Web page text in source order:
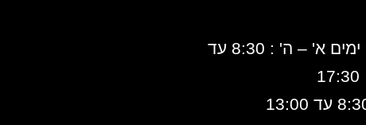
ימים א' – ה' : 8:30 עד
17:30